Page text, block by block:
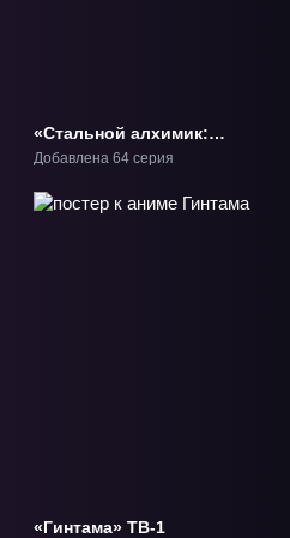
«Стальной алхимик:
Братство» ТВ-1
Добавлена 64 серия
«Гинтама» ТВ-1